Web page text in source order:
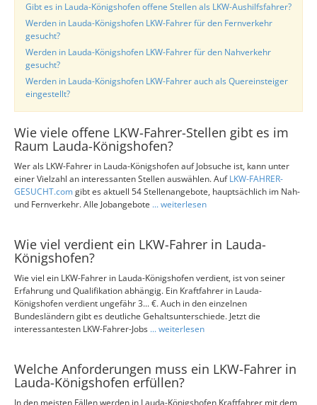
Gibt es in Lauda-Königshofen offene Stellen als LKW-Aushilfsfahrer?
Werden in Lauda-Königshofen LKW-Fahrer für den Fernverkehr
gesucht?
Werden in Lauda-Königshofen LKW-Fahrer für den Nahverkehr
gesucht?
Werden in Lauda-Königshofen LKW-Fahrer auch als Quereinsteiger
eingestellt?
Wie viele offene LKW-Fahrer-Stellen gibt es im
Raum Lauda-Königshofen?
Wer als LKW-Fahrer in Lauda-Königshofen auf Jobsuche ist, kann unter
einer Vielzahl an interessanten Stellen auswählen. AufLKW-FAHRER-
GESUCHT.comgibt es aktuell 54 Stellenangebote, hauptsächlich im Nah-
und Fernverkehr. Alle Jobangebote ... weiterlesen
Wie viel verdient ein LKW-Fahrer in Lauda-
Königshofen?
Wie viel ein LKW-Fahrer in Lauda-Königshofen verdient, ist von seiner
Erfahrung und Qualifikation abhängig. Ein Kraftfahrer in Lauda-
Königshofen verdient ungefähr 3... €. Auch in den einzelnen
Bundesländern gibt es deutliche Gehaltsunterschiede. Jetzt die
interessantesten LKW-Fahrer-Jobs ... weiterlesen
Welche Anforderungen muss ein LKW-Fahrer in
Lauda-Königshofen erfüllen?
In den meisten Fällen werden in Lauda-Königshofen Kraftfahrer mit dem